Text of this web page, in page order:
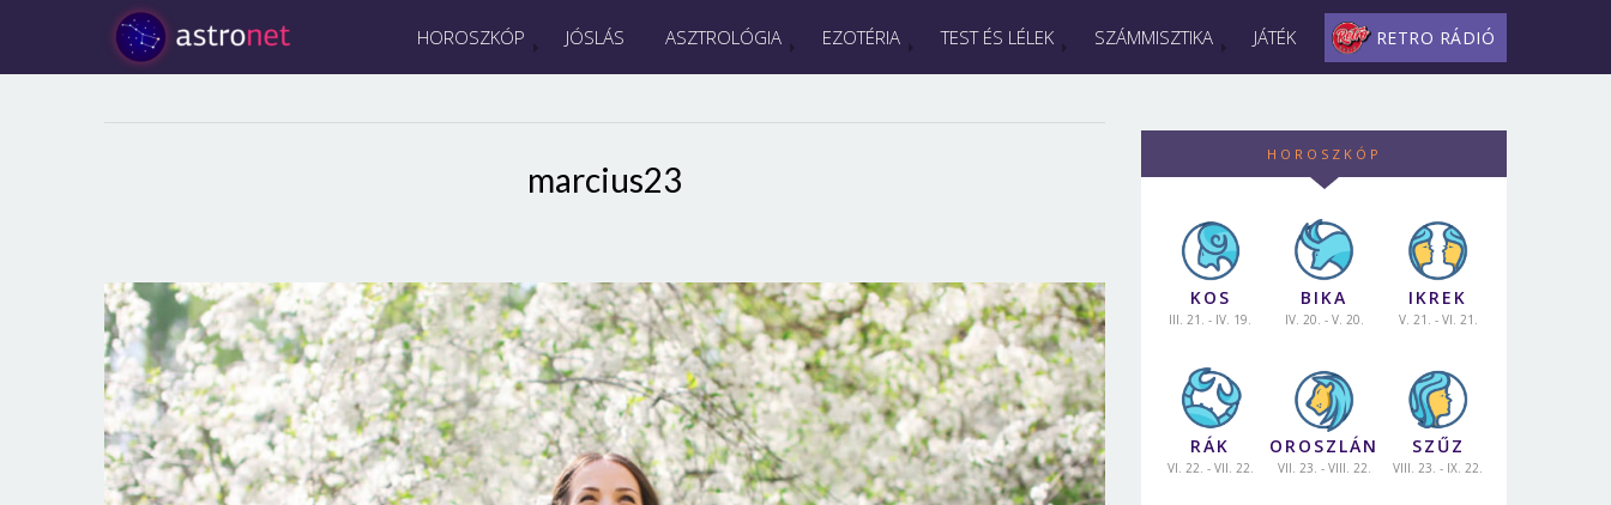
HOROSZKÓP JÓSLÁS ASZTROLÓGIA EZOTÉRIA TEST ÉS LÉLEK SZÁMMISZTIKA JÁTÉK RETRO RÁDIÓ
marcius23
HOROSZKÓP
KOS
III. 21. - IV. 19.
BIKA
IV. 20. - V. 20.
IKREK
V. 21. - VI. 21.
RÁK
VI. 22. - VII. 22.
OROSZLÁN
VII. 23. - VIII. 22.
SZŰZ
VIII. 23. - IX. 22.